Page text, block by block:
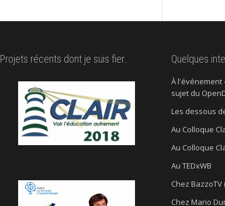
Projets récents dont je suis fier… Quelques
À l'événement
sujet du
Les dessous
Au Colloque
Au Colloque
Au TEDxWB
Chez BazzoTV
Chez Mario